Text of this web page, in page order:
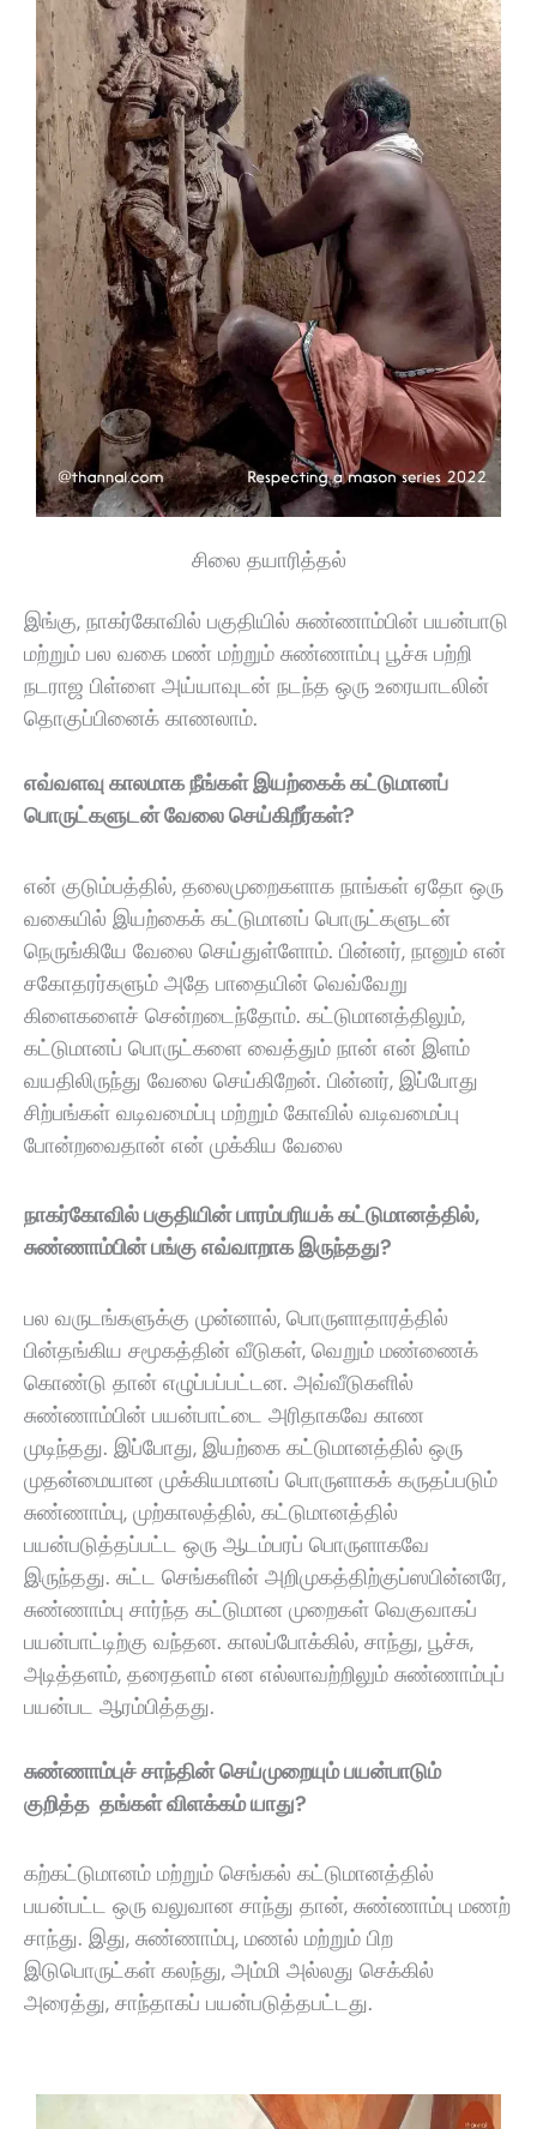
சிலை தயாரித்தல்
இங்கு, நாகர்கோவில் பகுதியில் சுண்ணாம்பின் பயன்பாடு
மற்றும் பல வகை மண் மற்றும் சுண்ணாம்பு பூச்சு பற்றி
நடராஜ பிள்ளை அய்யாவுடன் நடந்த ஒரு உரையாடலின்
தொகுப்பினைக் காணலாம்.
எவ்வளவு காலமாக நீங்கள் இயற்கைக் கட்டுமானப்
பொருட்களுடன் வேலை செய்கிறீர்கள்?
என் குடும்பத்தில், தலைமுறைகளாக நாங்கள் ஏதோ ஒரு
வகையில் இயற்கைக் கட்டுமானப் பொருட்களுடன்
நெருங்கியே வேலை செய்துள்ளோம். பின்னர், நானும் என்
சகோதரர்களும் அதே பாதையின் வெவ்வேறு
கிளைகளைச் சென்றடைந்தோம். கட்டுமானத்திலும்,
கட்டுமானப் பொருட்களை வைத்தும் நான் என் இளம்
வயதிலிருந்து வேலை செய்கிறேன். பின்னர், இப்போது
சிற்பங்கள் வடிவமைப்பு மற்றும் கோவில் வடிவமைப்பு
போன்றவைதான் என் முக்கிய வேலை‌
நாகர்கோவில் பகுதியின் பாரம்பரியக் கட்டுமானத்தில்,
சுண்ணாம்பின் பங்கு எவ்வாறாக இருந்தது?
பல வருடங்களுக்கு முன்னால், பொருளாதாரத்தில்
பின்தங்கிய சமூகத்தின் வீடுகள், வெறும் மண்ணைக்
கொண்டு தான் எழுப்பப்பட்டன. அவ்வீடுகளில்
சுண்ணாம்பின் பயன்பாட்டை அரிதாகவே காண
முடிந்தது. இப்போது, இயற்கை கட்டுமானத்தில் ஒரு
முதன்மையான முக்கியமானப் பொருளாகக் கருதப்படும்
சுண்ணாம்பு, முற்காலத்தில், கட்டுமானத்தில்
பயன்படுத்தப்பட்ட ஒரு ஆடம்பரப் பொருளாகவே
இருந்தது. சுட்ட செங்களின் அறிமுகத்திற்குப்ஸபின்னரே,
சுண்ணாம்பு சார்ந்த கட்டுமான முறைகள் வெகுவாகப்
பயன்பாட்டிற்கு வந்தன. காலப்போக்கில், சாந்து, பூச்சு,
அடித்தளம், தரைதளம் என எல்லாவற்றிலும் சுண்ணாம்புப்
பயன்பட ஆரம்பித்தது.
சுண்ணாம்புச் சாந்தின் செய்முறையும் பயன்பாடும்
குறித்த தங்கள் விளக்கம் யாது?
கற்கட்டுமானம் மற்றும் செங்கல் கட்டுமானத்தில்
பயன்பட்ட ஒரு வலுவான சாந்து தான், சுண்ணாம்பு மணற்
சாந்து. இது, சுண்ணாம்பு, மணல் மற்றும் பிற
இடுபொருட்கள் கலந்து, அம்மி அல்லது செக்கில்
அரைத்து, சாந்தாகப் பயன்படுத்தபட்டது.